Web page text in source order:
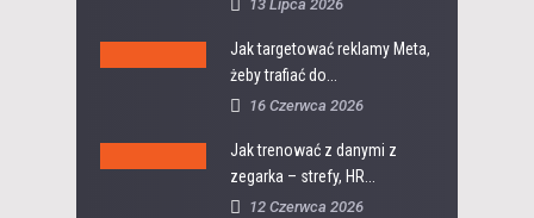
13 Lipca 2026
Jak targetować reklamy Meta,
żeby trafiać do...
16 Czerwca 2026
Jak trenować z danymi z
zegarka – strefy, HR...
12 Czerwca 2026